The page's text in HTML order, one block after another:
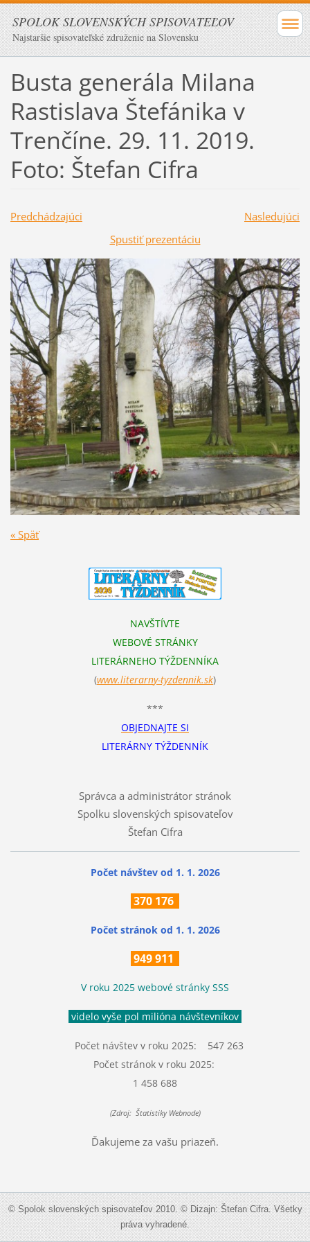
SPOLOK SLOVENSKÝCH SPISOVATEĽOV
Najstaršie spisovateľské združenie na Slovensku
Busta generála Milana
Rastislava Štefánika v
Trenčíne. 29. 11. 2019.
Foto: Štefan Cifra
Predchádzajúci
Nasledujúci
Spustiť prezentáciu
« Späť
NAVŠTÍVTE
WEBOVÉ STRÁNKY
LITERÁRNEHO TÝŽDENNÍKA
(www.literarny-tyzdennik.sk)
***
OBJEDNAJTE SI
LITERÁRNY TÝŽDENNÍK
Správca a administrátor stránok
Spolku slovenských spisovateľov
Štefan Cifra
Počet návštev od 1. 1. 2026
370 176
Počet stránok od 1. 1. 2026
949 911
V roku 2025 webové stránky SSS
videlo vyše pol milióna návštevníkov
Počet návštev v roku 2025: 547 263
Počet stránok v roku 2025:
1 458 688
(Zdroj: Štatistiky Webnode)
Ďakujeme za vašu priazeň.
© Spolok slovenských spisovateľov 2010. © Dizajn: Štefan Cifra. Všetky
práva vyhradené.